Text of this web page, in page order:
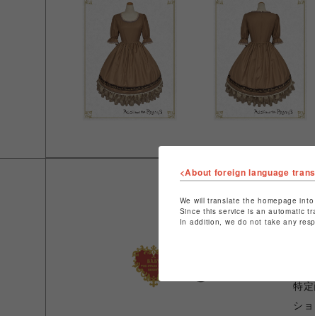
シ
特
シ
<About foreign language
We will translate the homepage
Since this service is an automatic
In addition, we do not take any